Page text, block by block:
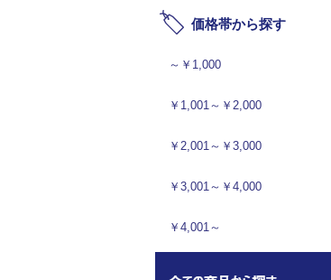
価格帯から探す
～￥1,000
￥1,001～￥2,000
￥2,001～￥3,000
￥3,001～￥4,000
￥4,001～